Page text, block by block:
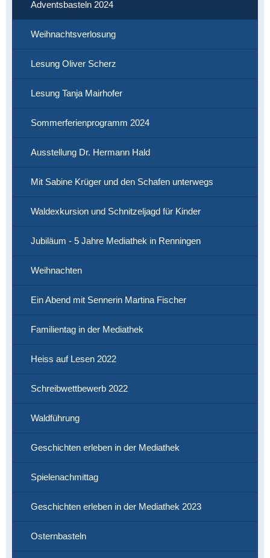
Adventsbasteln 2024
Weihnachtsverlosung
Lesung Oliver Scherz
Lesung Tanja Mairhofer
Sommerferienprogramm 2024
Ausstellung Dr. Hermann Hald
Mit Sabine Krüger und den Schafen unterwegs
Waldexkursion und Schnitzeljagd für Kinder
Jubiläum - 5 Jahre Mediathek in Renningen
Weihnachten
Ein Abend mit Sennerin Martina Fischer
Familientag in der Mediathek
Heiss auf Lesen 2022
Schreibwettbewerb 2022
Waldführung
Geschichten erleben in der Mediathek
Spielenachmittag
Geschichten erleben in der Mediathek 2023
Osternbasteln